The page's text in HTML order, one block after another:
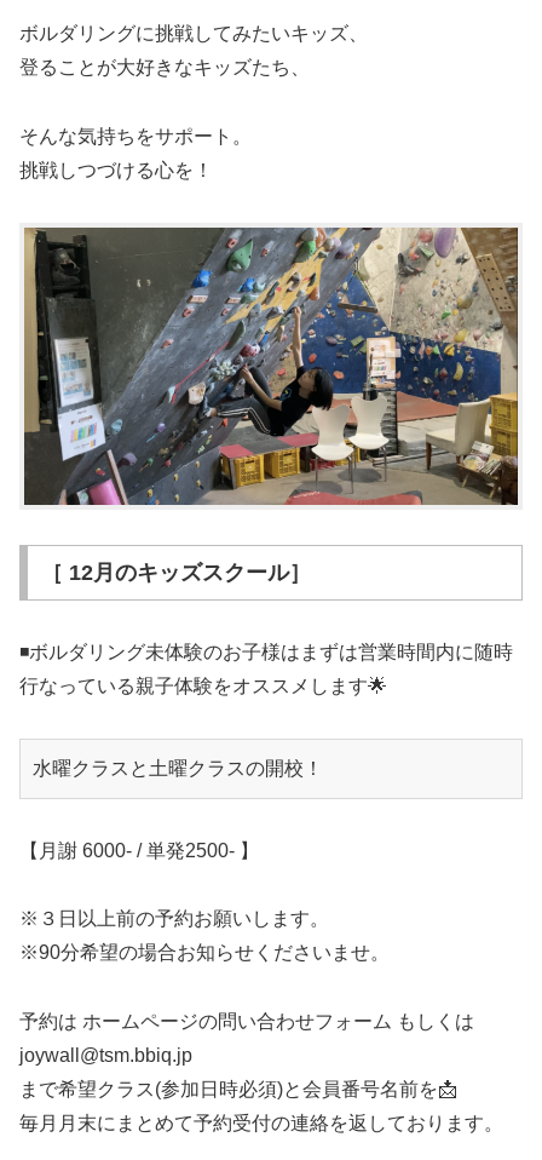
ボルダリングに挑戦してみたいキッズ、
登ることが大好きなキッズたち、
そんな気持ちをサポート。
挑戦しつづける心を！
［ 12月のキッズスクール］
◾️ボルダリング未体験のお子様はまずは営業時間内に随時
行なっている親子体験をオススメします🌟
水曜クラスと土曜クラスの開校！
【月謝 6000- / 単発2500- 】
※３日以上前の予約お願いします。
※90分希望の場合お知らせくださいませ。
予約は ホームページの問い合わせフォーム もしくは
joywall@tsm.bbiq.jp
まで希望クラス(参加日時必須)と会員番号名前を📩
毎月月末にまとめて予約受付の連絡を返しております。